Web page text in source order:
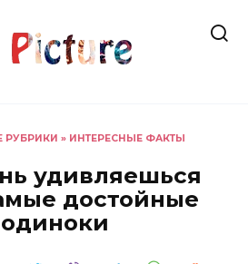
РУБРИКИ » ИНТЕРЕСНЫЕ ФАКТЫ
удивляешься
достойные